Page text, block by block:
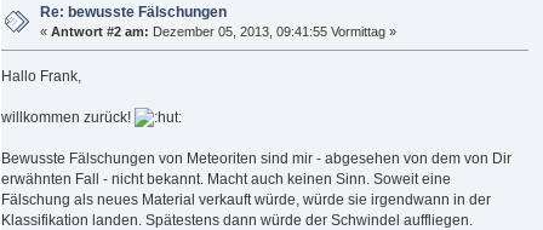
Re: bewusste Fälschungen
«Antwort #2 am: Dezember 05, 2013, 09:41:55 Vormittag »
Hallo Frank,
willkommen zurück!
Bewusste Fälschungen von Meteoriten sind mir - abgesehen von dem von Dir
erwähnten Fall - nicht bekannt. Macht auch keinen Sinn. Soweit eine
Fälschung als neues Material verkauft würde, würde sie irgendwann in der
Klassifikation landen. Spätestens dann würde der Schwindel auffliegen.